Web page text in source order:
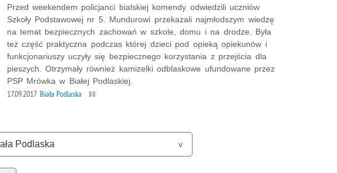
Przed weekendem policjanci bialskiej komendy odwiedzili uczniów
Szkoły Podstawowej nr 5. Mundurowi przekazali najmłodszym wiedzę
na temat bezpiecznych zachowań w szkole, domu i na drodze. Była
też część praktyczna podczas której dzieci pod opieką opiekunów i
funkcjonariuszy uczyły się bezpiecznego korzystania z przejścia dla
pieszych. Otrzymały również kamizelki odblaskowe ufundowane przez
PSP Mrówka w Białej Podlaskiej.
17.09.2017 Biała Podlaska